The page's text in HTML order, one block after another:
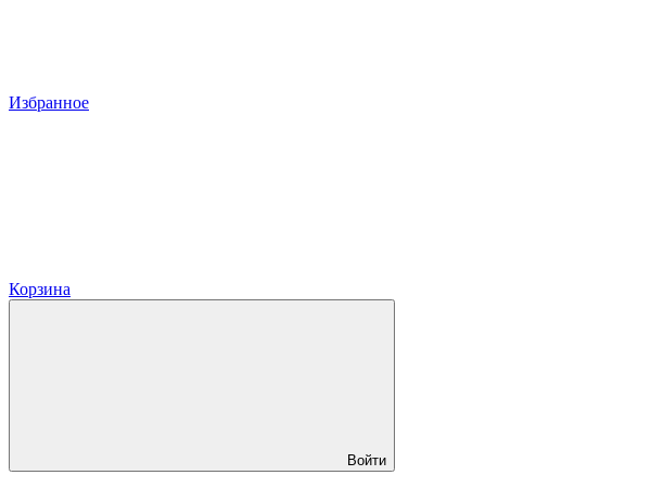
Избранное
Корзина
Войти